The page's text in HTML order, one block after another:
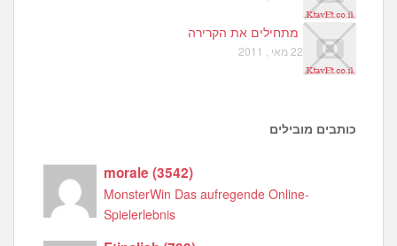
מתחילים את הקרירה
22 מאי , 2011
כותבים מובילים
morale(3542)
MonsterWin Das aufregende Online-
Spielerlebnis